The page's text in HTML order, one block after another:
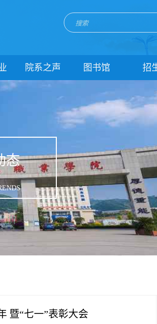
院系之声 图书馆 招
扩
五年
态
暨“七一”表彰大会